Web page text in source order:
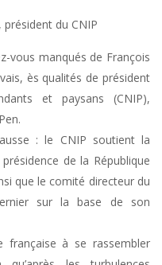
du CNIP
vous manqués de François
ès qualités de président
et paysans (CNIP),
: le CNIP soutient la
de la République
que le comité directeur du
sur la base de son
française à se rassembler